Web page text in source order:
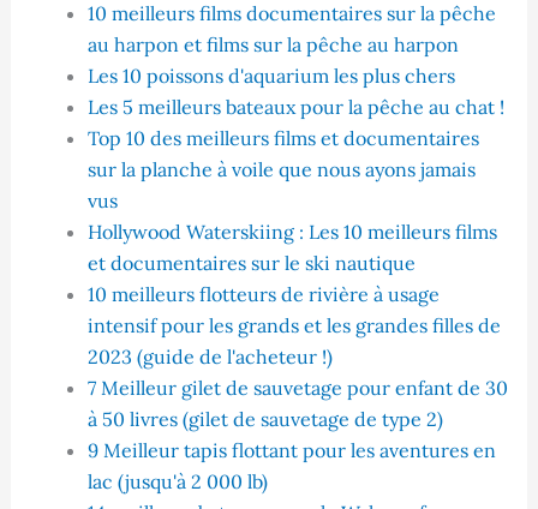
10 meilleurs films documentaires sur la pêche
au harpon et films sur la pêche au harpon
Les 10 poissons d'aquarium les plus chers
Les 5 meilleurs bateaux pour la pêche au chat !
Top 10 des meilleurs films et documentaires
sur la planche à voile que nous ayons jamais
vus
Hollywood Waterskiing : Les 10 meilleurs films
et documentaires sur le ski nautique
10 meilleurs flotteurs de rivière à usage
intensif pour les grands et les grandes filles de
2023 (guide de l'acheteur !)
7 Meilleur gilet de sauvetage pour enfant de 30
à 50 livres (gilet de sauvetage de type 2)
9 Meilleur tapis flottant pour les aventures en
lac (jusqu'à 2 000 lb)